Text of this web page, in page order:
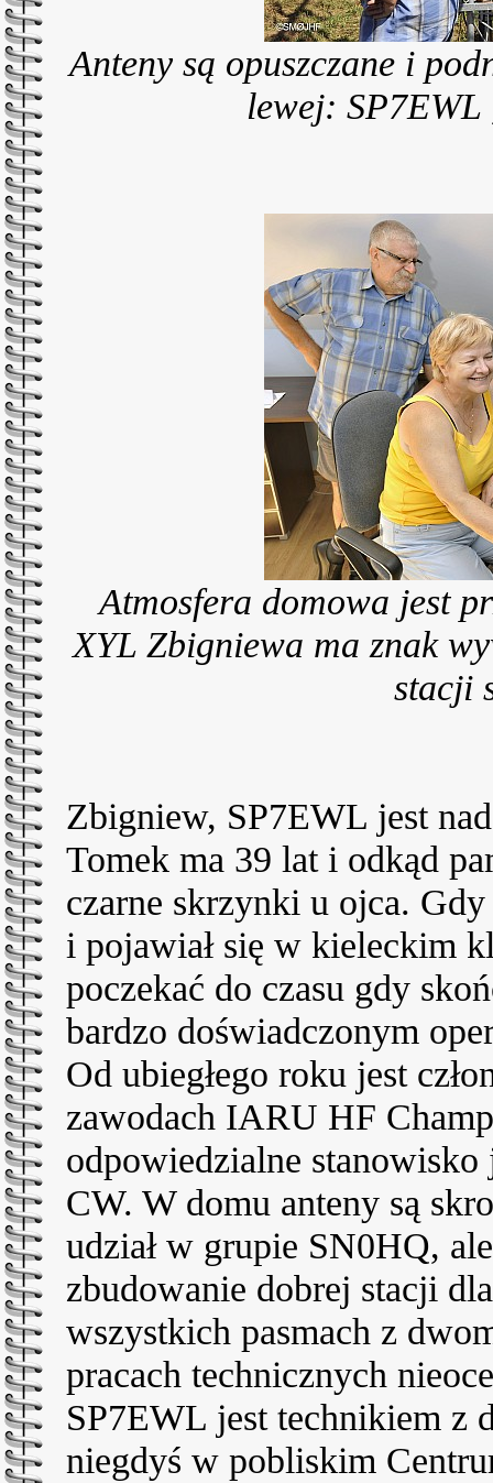
Anteny są opuszczane i
lewej:
Atmosfera domowa jest
XYL Zbigniewa ma znak
stacji
Zbigniew, SP7EWL jest
Tomek ma 39 lat i odkąd
czarne skrzynki u ojca. Gdy
i pojawiał się w kieleckim
poczekać do czasu gdy
bardzo doświadczonym
Od ubiegłego roku jest
zawodach IARU HF
odpowiedzialne
CW. W domu anteny są
udział w grupie SN0HQ,
zbudowanie dobrej stacji
wszystkich pasmach z
pracach technicznych
SP7EWL jest technikiem z
niegdyś w pobliskim